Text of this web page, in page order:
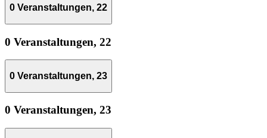
0 Veranstaltungen, 22
0 Veranstaltungen, 22
0 Veranstaltungen, 23
0 Veranstaltungen, 23